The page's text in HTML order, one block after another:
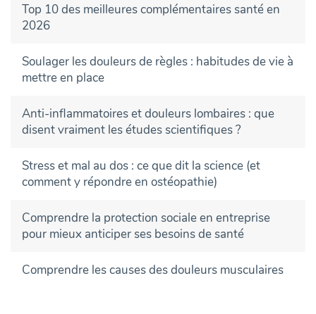
Top 10 des meilleures complémentaires santé en
2026
Soulager les douleurs de règles : habitudes de vie à
mettre en place
Anti-inflammatoires et douleurs lombaires : que
disent vraiment les études scientifiques ?
Stress et mal au dos : ce que dit la science (et
comment y répondre en ostéopathie)
Comprendre la protection sociale en entreprise
pour mieux anticiper ses besoins de santé
Comprendre les causes des douleurs musculaires